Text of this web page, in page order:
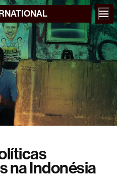
na Indonésia